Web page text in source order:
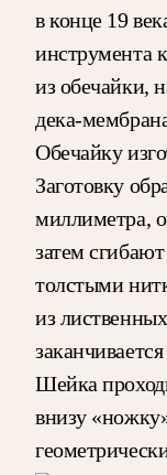
в конце 19
инструмента
из обечайки,
дека-
Обечайку
Заготовку
миллиметра,
затем
толстыми
из
Шейка
внизу